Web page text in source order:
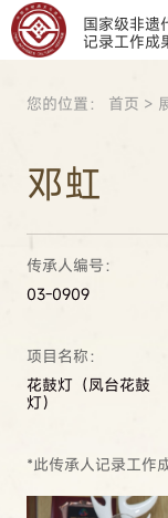
国家级非遗
记录工作成
您的位置： 首页 >
邓虹
传承人编号：
03-0909
项目名称：
花鼓灯（凤台花鼓
灯）
*此传承人记录工作
热搜关键词：